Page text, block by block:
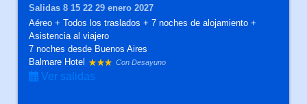
Salidas 8 15 22 29 enero 2027
Aéreo + Todos los traslados + 7 noches de alojamiento +
Asistencia al viajero
7 nochesdesde Buenos Aires
Balmare Hotel
Con Desayuno
Ver salidas